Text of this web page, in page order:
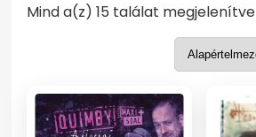
Mind a(z) 15 találat megjelenítve